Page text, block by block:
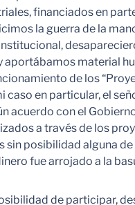
financiados en
la guerra de la
material
de los
en particular, el
acuerdo con el
a través de los
posibilidad alguna
fue arrojado a la
de participar,